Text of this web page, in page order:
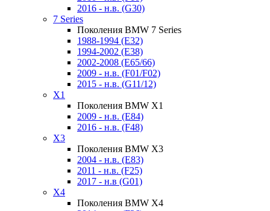
2016 - н.в. (G30)
7 Series
Поколения BMW 7 Series
1988-1994 (E32)
1994-2002 (E38)
2002-2008 (E65/66)
2009 - н.в. (F01/F02)
2015 - н.в. (G11/12)
X1
Поколения BMW X1
2009 - н.в. (E84)
2016 - н.в. (F48)
X3
Поколения BMW X3
2004 - н.в. (E83)
2011 - н.в. (F25)
2017 - н.в (G01)
X4
Поколения BMW X4